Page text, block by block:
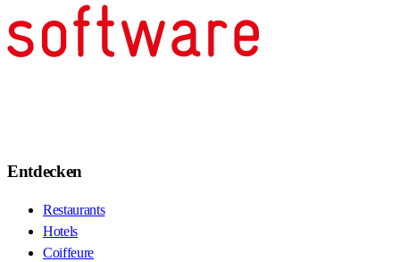
Entdecken
Restaurants
Hotels
Coiffeure